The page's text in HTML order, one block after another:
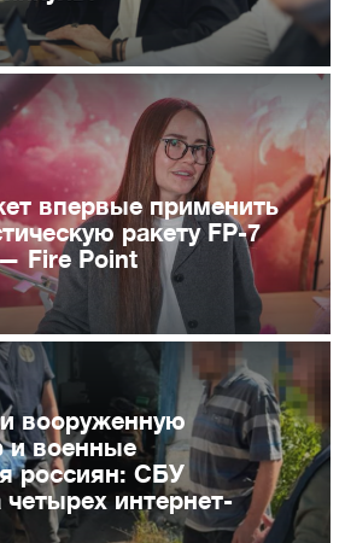
впервые применить
ракету FP-7
Fire Point
вооруженную
и военные
россиян: СБУ
четырех интернет-